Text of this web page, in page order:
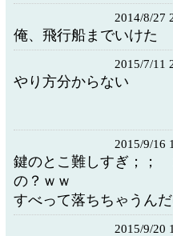
2014/8/27
俺、飛行船までいけた
2015/7/11
やり方分からない
2015/9/16
鍵のとこ難しすぎ；；
の？ｗｗ
すべって落ちちゃうんだ
2015/9/20